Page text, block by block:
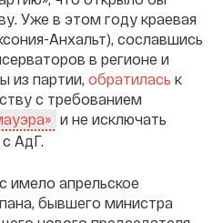
Уже в этом году краевая
Анхальт), сославшись
в регионе и
из партии, обратилась к
с требованием
и не исключать
АдГ.
имело апрельское
бывшего министра